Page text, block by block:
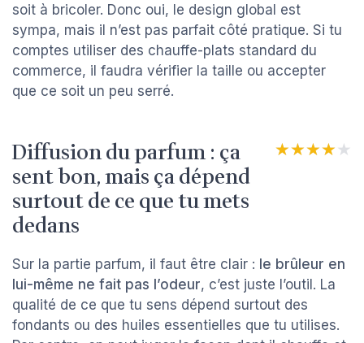
soit à bricoler. Donc oui, le design global est
sympa, mais il n’est pas parfait côté pratique. Si tu
comptes utiliser des chauffe-plats standard du
commerce, il faudra vérifier la taille ou accepter
que ce soit un peu serré.
Diffusion du parfum : ça
sent bon, mais ça dépend
surtout de ce que tu mets
dedans
★★★★★
★★★★★
Sur la partie parfum, il faut être clair : le brûleur en
lui-même ne fait pas l’odeur, c’est juste l’outil. La
qualité de ce que tu sens dépend surtout des
fondants ou des huiles essentielles que tu utilises.